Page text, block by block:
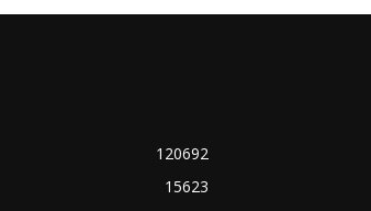
120692
15623